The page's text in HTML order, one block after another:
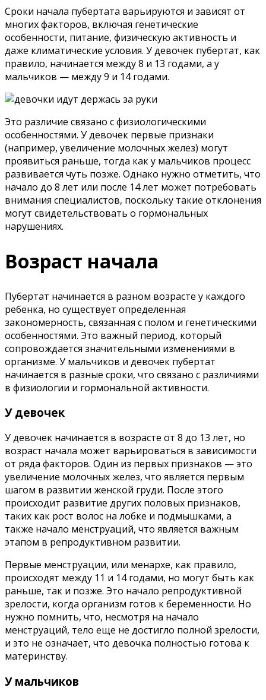
Сроки начала пубертата варьируются и зависят от
многих факторов, включая генетические
особенности, питание, физическую активность и
даже климатические условия. У девочек пубертат, как
правило, начинается между 8 и 13 годами, а у
мальчиков — между 9 и 14 годами.
Это различие связано с физиологическими
особенностями. У девочек первые признаки
(например, увеличение молочных желез) могут
проявиться раньше, тогда как у мальчиков процесс
развивается чуть позже. Однако нужно отметить, что
начало до 8 лет или после 14 лет может потребовать
внимания специалистов, поскольку такие отклонения
могут свидетельствовать о гормональных
нарушениях.
Возраст начала
Пубертат начинается в разном возрасте у каждого
ребенка, но существует определенная
закономерность, связанная с полом и генетическими
особенностями. Это важный период, который
сопровождается значительными изменениями в
организме. У мальчиков и девочек пубертат
начинается в разные сроки, что связано с различиями
в физиологии и гормональной активности.
У девочек
У девочек начинается в возрасте от 8 до 13 лет, но
возраст начала может варьироваться в зависимости
от ряда факторов. Один из первых признаков — это
увеличение молочных желез, что является первым
шагом в развитии женской груди. После этого
происходит развитие других половых признаков,
таких как рост волос на лобке и подмышками, а
также начало менструаций, что является важным
этапом в репродуктивном развитии.
Первые менструации, или менархе, как правило,
происходят между 11 и 14 годами, но могут быть как
раньше, так и позже. Это начало репродуктивной
зрелости, когда организм готов к беременности. Но
нужно помнить, что, несмотря на начало
менструаций, тело еще не достигло полной зрелости,
и это не означает, что девочка полностью готова к
материнству.
У мальчиков